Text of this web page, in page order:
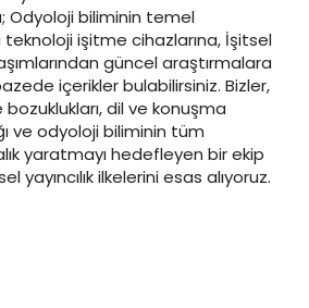
Odyoloji biliminin temel
teknoloji işitme cihazlarına, İşitsel
güncel araştırmalara
içerikler bulabilirsiniz. Bizler,
dil ve konuşma
ve odyoloji biliminin tüm
yaratmayı hedefleyen bir ekip
yayıncılık ilkelerini esas alıyoruz.